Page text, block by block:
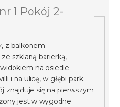
1 Pokój 2-
z balkonem
szklaną barierką,
na osiedle
i na ulicę, w głębi park.
znajduje się na pierwszym
jest w wygodne